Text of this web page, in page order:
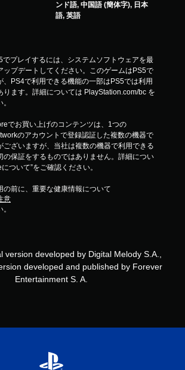
ンド語, 中国語 (簡体字), 日本
語, 英語
でプレイするには、システムソフトウェアを最
ップデートしてください。このゲームはPS5で
、PS4で利用できる機能の一部はPS5では利用
ります。詳細については PlayStation.com/bc を
でお買い上げのコンテンツは、1つの
のアカウントで登録認証した複数の機器で
ございますが、当社は複数の機器で利用できる
の保証をするものではありません。詳細につい
ついて”をご確認ください。
の前に、重要な健康情報について
意
developed by Digital Melody S.A.,
developed and published by Forever
Entertainment S. A.